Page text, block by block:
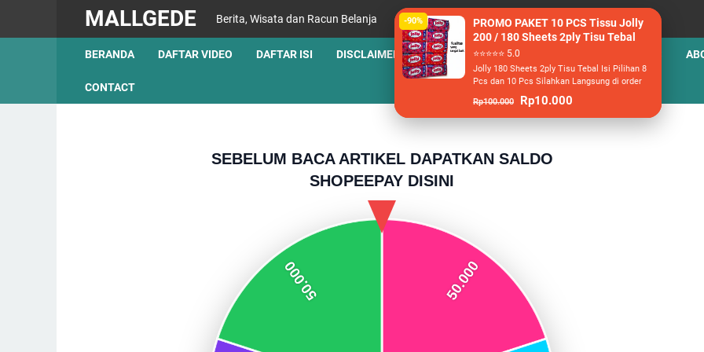
MALLGEDE Berita, Wisata dan Racun Belanja
BERANDA DAFTAR VIDEO DAFTAR ISI DISCLAIMER PRIVACY POLICY
CONTACT
SEBELUM BACA ARTIKEL DAPATKAN SALDO
SHOPEEPAY DISINI
-90%
PROMO PAKET 10 PCS Tissu Jolly
200 / 180 Sheets 2ply Tisu Tebal
⭐⭐⭐⭐⭐ 5.0
Jolly 180 Sheets 2ply Tisu Tebal Isi Pilihan 8
Pcs dan 10 Pcs Silahkan Langsung di order
Rp100.000
Rp10.000
Prabowo Ungkap Target
Besar: Indonesia Bisa Jadi
Ekonomi Terkuat Ke-4 Dunia
pada 2045, Ini Syaratnya
👁️ 176,271 views
Kecelakaan Beruntun di
Sibolangit, 7 Kendaraan
Ringsek! Jalur Medan-
Berastagi Lumpuh, 1 Orang